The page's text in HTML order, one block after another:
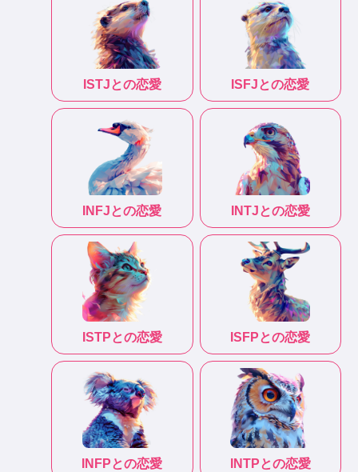
ISTJとの恋愛 ISFJとの恋愛
INFJとの恋愛 INTJとの恋愛
ISTPとの恋愛 ISFPとの恋愛
INFPとの恋愛 INTPとの恋愛